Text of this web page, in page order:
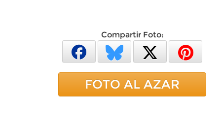
Compartir Foto:
FOTO AL AZAR